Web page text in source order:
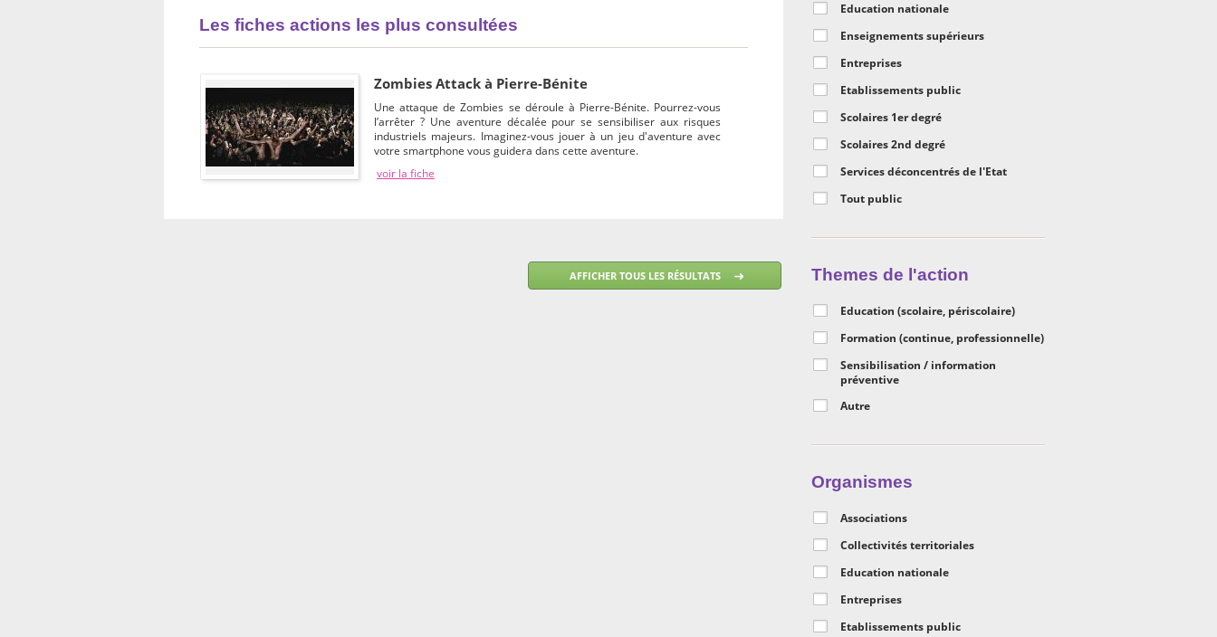
Les fiches actions les plus consultées
Zombies Attack à Pierre-Bénite
Une attaque de Zombies se déroule à Pierre-Bénite. Pourrez-vous
l’arrêter ? Une aventure décalée pour se sensibiliser aux risques
industriels majeurs. Imaginez-vous jouer à un jeu d'aventure avec
votre smartphone vous guidera dans cette aventure.
voir la fiche
Education nationale
Enseignements supérieurs
Entreprises
Etablissements public
Scolaires 1er degré
Scolaires 2nd degré
Services déconcentrés de l'Etat
Tout public
Themes de l'action
Education (scolaire, périscolaire)
Formation (continue, professionnelle)
Sensibilisation / information
préventive
Autre
Organismes
Associations
Collectivités territoriales
Education nationale
Entreprises
Etablissements public